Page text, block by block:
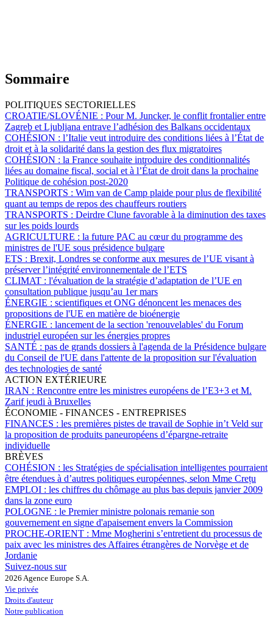
Sommaire
POLITIQUES SECTORIELLES
CROATIE/SLOVÉNIE : Pour M. Juncker, le conflit frontalier entre
Zagreb et Ljubljana entrave l’adhésion des Balkans occidentaux
COHÉSION : l’Italie veut introduire des conditions liées à l’État de
droit et à la solidarité dans la gestion des flux migratoires
COHÉSION : la France souhaite introduire des conditionnalités
liées au domaine fiscal, social et à l’État de droit dans la prochaine
Politique de cohésion post-2020
TRANSPORTS : Wim van de Camp plaide pour plus de flexibilité
quant au temps de repos des chauffeurs routiers
TRANSPORTS : Deirdre Clune favorable à la diminution des taxes
sur les poids lourds
AGRICULTURE : la future PAC au cœur du programme des
ministres de l'UE sous présidence bulgare
ETS : Brexit, Londres se conforme aux mesures de l’UE visant à
préserver l’intégrité environnementale de l’ETS
CLIMAT : l'évaluation de la stratégie d’adaptation de l’UE en
consultation publique jusqu’au 1er mars
ÉNERGIE : scientifiques et ONG dénoncent les menaces des
propositions de l'UE en matière de bioénergie
ÉNERGIE : lancement de la section 'renouvelables' du Forum
industriel européen sur les énergies propres
SANTÉ : pas de grands dossiers à l'agenda de la Présidence bulgare
du Conseil de l'UE dans l'attente de la proposition sur l'évaluation
des technologies de santé
ACTION EXTÉRIEURE
IRAN : Rencontre entre les ministres européens de l’E3+3 et M.
Zarif jeudi à Bruxelles
ÉCONOMIE - FINANCES - ENTREPRISES
FINANCES : les premières pistes de travail de Sophie in’t Veld sur
la proposition de produits paneuropéens d’épargne-retraite
individuelle
BRÈVES
COHÉSION : les Stratégies de spécialisation intelligentes pourraient
être étendues à d’autres politiques européennes, selon Mme Crețu
EMPLOI : les chiffres du chômage au plus bas depuis janvier 2009
dans la zone euro
POLOGNE : le Premier ministre polonais remanie son
gouvernement en signe d'apaisement envers la Commission
PROCHE-ORIENT : Mme Mogherini s’entretient du processus de
paix avec les ministres des Affaires étrangères de Norvège et de
Jordanie
Suivez-nous sur
2026 Agence Europe S.A.
Vie privée
Droits d'auteur
Notre publication